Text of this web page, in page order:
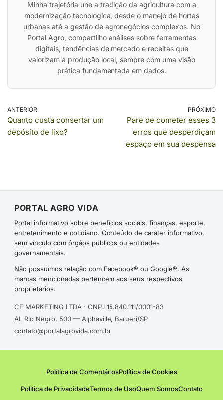
Minha trajetória une a tradição da agricultura com a
modernização tecnológica, desde o manejo de hortas
urbanas até a gestão de agronegócios complexos. No
Portal Agro, compartilho análises sobre ferramentas
digitais, tendências de mercado e receitas que
valorizam a produção local, sempre com uma visão
prática fundamentada em dados.
ANTERIOR
Quanto custa consertar um
depósito de lixo?
PRÓXIMO
Pare de cometer esses 3
erros que desperdiçam
espaço em sua despensa
PORTAL AGRO VIDA
Portal informativo sobre benefícios sociais, finanças, esporte,
entretenimento e cotidiano. Conteúdo de caráter informativo,
sem vínculo com órgãos públicos ou entidades
governamentais.
Não possuímos relação com Facebook® ou Google®. As
marcas mencionadas pertencem aos seus respectivos
proprietários.
CF MARKETING LTDA · CNPJ 15.840.111/0001-83
AL Rio Negro, 500 — Alphaville, Barueri/SP
contato@portalagrovida.com.br
Política de ComentáriosPolítica de Cookies
Politica de PrivacidadeTermos de UsoQuem SomosContato